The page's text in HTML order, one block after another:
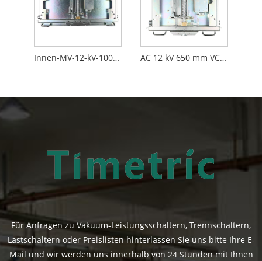
Innen-MV-12-kV-1000-mm-VCB-Chassis AC 12 kV 650 mm VCB-Gehäuse für den Innenbereich
Für Anfragen zu Vakuum-Leistungsschaltern, Trennschaltern,
Lastschaltern oder Preislisten hinterlassen Sie uns bitte Ihre E-
Mail und wir werden uns innerhalb von 24 Stunden mit Ihnen